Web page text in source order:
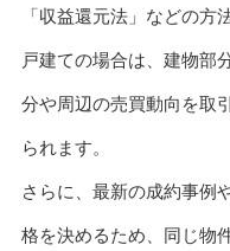
「収益還元法」などの方
戸建ての場合は、建物部
分や周辺の売買動向を取
られます。
さらに、最新の成約事例
格を決めるため、同じ物